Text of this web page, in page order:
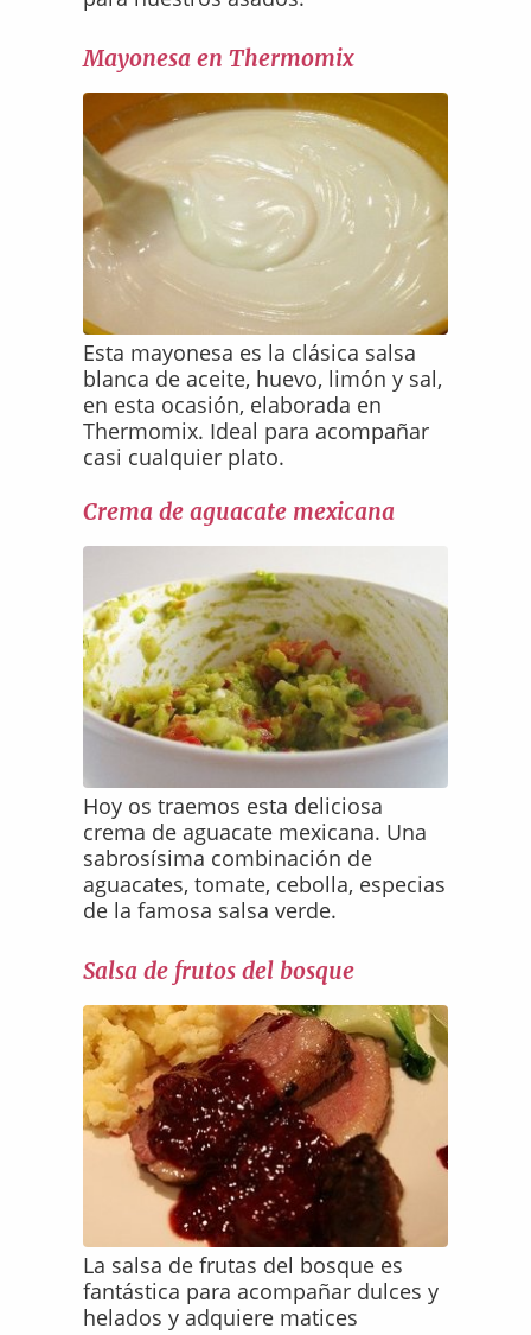
Mayonesa en Thermomix
Esta mayonesa es la clásica salsa
blanca de aceite, huevo, limón y sal,
en esta ocasión, elaborada en
Thermomix. Ideal para acompañar
casi cualquier plato.
Crema de aguacate mexicana
Hoy os traemos esta deliciosa
crema de aguacate mexicana. Una
sabrosísima combinación de
aguacates, tomate, cebolla, especias
de la famosa salsa verde.
Salsa de frutos del bosque
La salsa de frutas del bosque es
fantástica para acompañar dulces y
helados y adquiere matices